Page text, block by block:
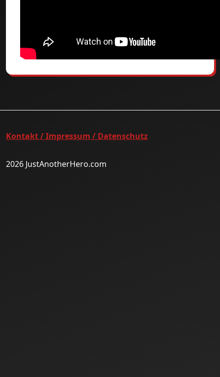
Kontakt / Impressum / Datenschutz
2026 JustAnotherHero.com